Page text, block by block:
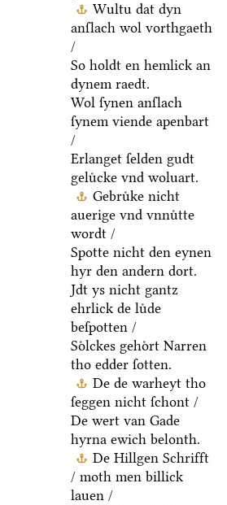
Wultu dat dyn
anſlach wol vorthgaeth
/
So holdt en hemlick an
dynem raedt.
Wol ſynen anſlach
ſynem viende apenbart
/
Erlanget ſelden gudt
geluͤcke vnd woluart.
Gebruͤke nicht
auerige vnd vnnuͤtte
wordt /
Spotte nicht den eynen
hyr den andern dort.
Jdt ys nicht gantz
ehrlick de luͤde
beſpotten /
Soͤlckes gehoͤrt Narren
tho edder ſotten.
De de warheyt tho
ſeggen nicht ſchont /
De wert van Gade
hyrna ewich belonth.
De Hillgen Schrifft
/ moth men billick
lauen /